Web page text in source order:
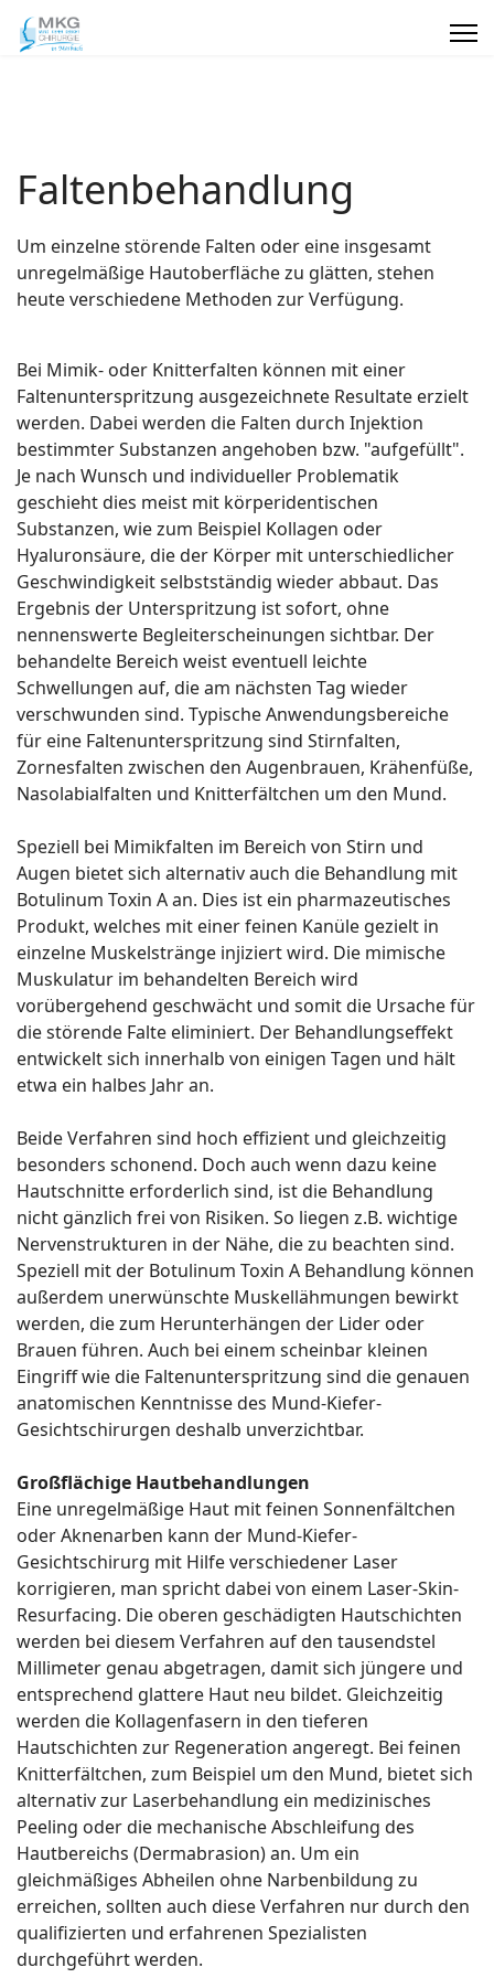
Faltenbehandlung
Um einzelne störende Falten oder eine insgesamt
unregelmäßige Hautoberfläche zu glätten, stehen
heute verschiedene Methoden zur Verfügung.
Bei Mimik- oder Knitterfalten können mit einer
Faltenunterspritzung ausgezeichnete Resultate erzielt
werden. Dabei werden die Falten durch Injektion
bestimmter Substanzen angehoben bzw. "aufgefüllt".
Je nach Wunsch und individueller Problematik
geschieht dies meist mit körperidentischen
Substanzen, wie zum Beispiel Kollagen oder
Hyaluronsäure, die der Körper mit unterschiedlicher
Geschwindigkeit selbstständig wieder abbaut. Das
Ergebnis der Unterspritzung ist sofort, ohne
nennenswerte Begleiterscheinungen sichtbar. Der
behandelte Bereich weist eventuell leichte
Schwellungen auf, die am nächsten Tag wieder
verschwunden sind. Typische Anwendungsbereiche
für eine Faltenunterspritzung sind Stirnfalten,
Zornesfalten zwischen den Augenbrauen, Krähenfüße,
Nasolabialfalten und Knitterfältchen um den Mund.
Speziell bei Mimikfalten im Bereich von Stirn und
Augen bietet sich alternativ auch die Behandlung mit
Botulinum Toxin A an. Dies ist ein pharmazeutisches
Produkt, welches mit einer feinen Kanüle gezielt in
einzelne Muskelstränge injiziert wird. Die mimische
Muskulatur im behandelten Bereich wird
vorübergehend geschwächt und somit die Ursache für
die störende Falte eliminiert. Der Behandlungseffekt
entwickelt sich innerhalb von einigen Tagen und hält
etwa ein halbes Jahr an.
Beide Verfahren sind hoch effizient und gleichzeitig
besonders schonend. Doch auch wenn dazu keine
Hautschnitte erforderlich sind, ist die Behandlung
nicht gänzlich frei von Risiken. So liegen z.B. wichtige
Nervenstrukturen in der Nähe, die zu beachten sind.
Speziell mit der Botulinum Toxin A Behandlung können
außerdem unerwünschte Muskellähmungen bewirkt
werden, die zum Herunterhängen der Lider oder
Brauen führen. Auch bei einem scheinbar kleinen
Eingriff wie die Faltenunterspritzung sind die genauen
anatomischen Kenntnisse des Mund-Kiefer-
Gesichtschirurgen deshalb unverzichtbar.
Großflächige Hautbehandlungen
Eine unregelmäßige Haut mit feinen Sonnenfältchen
oder Aknenarben kann der Mund-Kiefer-
Gesichtschirurg mit Hilfe verschiedener Laser
korrigieren, man spricht dabei von einem Laser-Skin-
Resurfacing. Die oberen geschädigten Hautschichten
werden bei diesem Verfahren auf den tausendstel
Millimeter genau abgetragen, damit sich jüngere und
entsprechend glattere Haut neu bildet. Gleichzeitig
werden die Kollagenfasern in den tieferen
Hautschichten zur Regeneration angeregt. Bei feinen
Knitterfältchen, zum Beispiel um den Mund, bietet sich
alternativ zur Laserbehandlung ein medizinisches
Peeling oder die mechanische Abschleifung des
Hautbereichs (Dermabrasion) an. Um ein
gleichmäßiges Abheilen ohne Narbenbildung zu
erreichen, sollten auch diese Verfahren nur durch den
qualifizierten und erfahrenen Spezialisten
durchgeführt werden.